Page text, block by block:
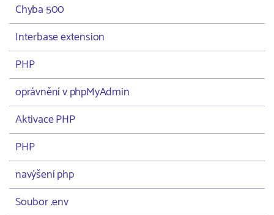
Chyba 500
Interbase extension
PHP
oprávnění v phpMyAdmin
Aktivace PHP
PHP
navýšení php
Soubor .env